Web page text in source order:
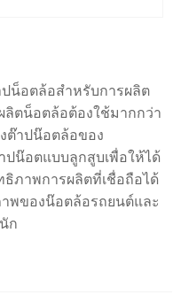
ปน็อตล้อสำหรับการผลิต
ตน็อตล้อต้องใช้มากกว่า
ต๊าปน๊อตล้อของ
ปน๊อตแบบลูกสูบเพื่อให้ได้
ภาพการผลิตที่เชื่อถือได้
พของน๊อตล้อรถยนต์และ
ก